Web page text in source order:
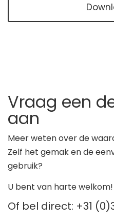
Vraag een
aan
Meer weten over de
Zelf het gemak en de
gebruik?
U bent van harte welkom!
Of bel direct: +31